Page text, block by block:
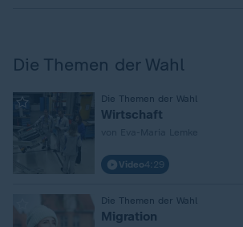
Die Themen der Wahl
Die Themen der Wahl
Wirtschaft
Video4:29
Die Themen der Wahl
Migration